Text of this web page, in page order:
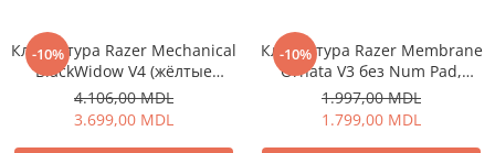
Роботы пылесосы
Уход за одеждой
Отпариватель для одежды
-10%
Клавиатура Razer Mechanical
BlackWidow V4 (жёлтые
переключатели) с русской
раскладкой
4.106,00 MDL
3.699,00 MDL
-10%
Клавиатура Razer Membrane
Ornata V3 без Num Pad,
раскладка RU
1.997,00 MDL
1.799,00 MDL